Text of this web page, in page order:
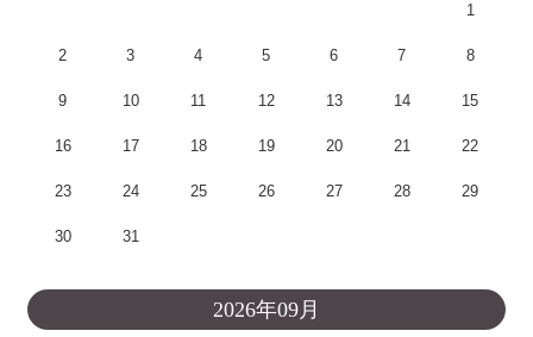
1
2 3 4 5 6 7 8
9 10 11 12 13 14 15
16 17 18 19 20 21 22
23 24 25 26 27 28 29
30 31
2026年09月